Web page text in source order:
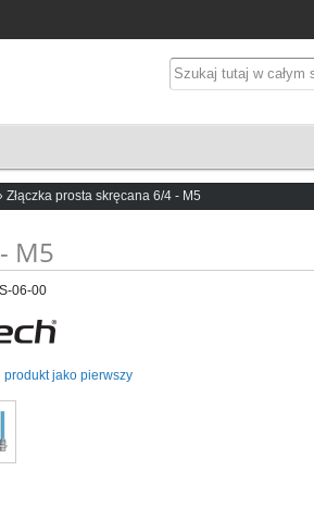
Złączka prosta skręcana 6/4 - M5
M5
06-00
produkt jako pierwszy